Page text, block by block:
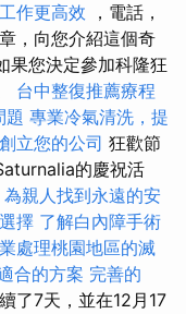
作更高效 ，電話，
，向您介紹這個奇
果您決定參加科隆狂
台中整復推薦療程
題 專業冷氣清洗，提
立您的公司 狂歡節
的慶祝活
親人找到永遠的安
擇 了解白內障手術
處理桃園地區的滅
合的方案 完善的
了7天，並在12月17